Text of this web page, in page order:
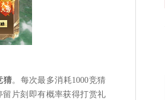
猜。每次最多消耗1000竞猜
留片刻即有概率获得打赏礼